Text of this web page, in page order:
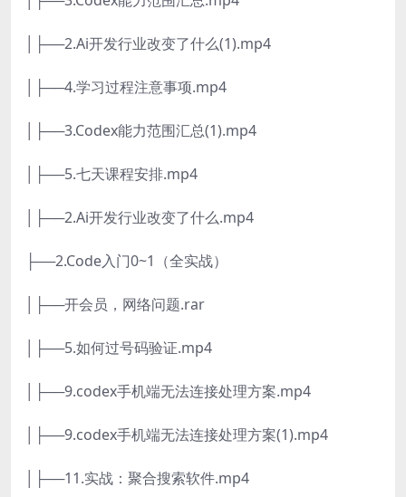
│├──2.Ai开发行业改变了什么(1).mp4
│├──4.学习过程注意事项.mp4
│├──3.Codex能力范围汇总(1).mp4
│├──5.七天课程安排.mp4
│├──2.Ai开发行业改变了什么.mp4
├──2.Code入门0~1（全实战）
│├──开会员，网络问题.rar
│├──5.如何过号码验证.mp4
│├──9.codex手机端无法连接处理方案.mp4
│├──9.codex手机端无法连接处理方案(1).mp4
│├──11.实战：聚合搜索软件.mp4